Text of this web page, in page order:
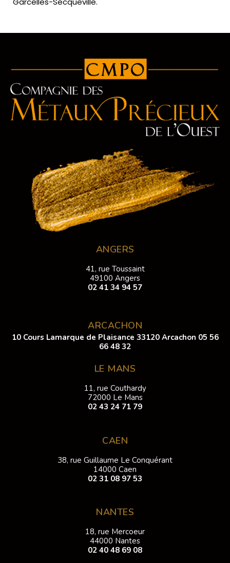
ANGERS
41, rue Toussaint
49100 Angers
02 41 34 94 57
ARCACHON
10 Cours Lamarque de Plaisance 33120 Arcachon 05 56
66 48 32
LE MANS
11, rue Couthardy
72000 Le Mans
02 43 24 71 79
CAEN
38, rue Guillaume Le Conquérant
14000 Caen
02 31 08 97 53
NANTES
18, rue Mercoeur
44000 Nantes
02 40 48 69 08